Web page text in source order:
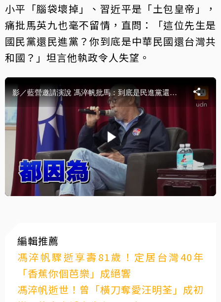
小平「腦袋壞掉」、習近平是「土包皇帝」，
痛批馬英九也毫不留情，直問：「這位先生是
國民黨還民進黨？你到底是中華民國還台灣共
和國？」坦言他執政令人失望。
編輯推薦
馮淬帆驟逝享壽81歲！定居台灣40年
「香蕉你個芭樂」成絕響
馮淬帆逝世！曾「橫刀奪愛汪明荃」成初